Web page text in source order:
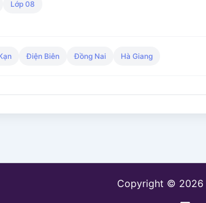
Lớp 08
Điện Biên Đồng Nai Hà Giang
Copyright © 2026